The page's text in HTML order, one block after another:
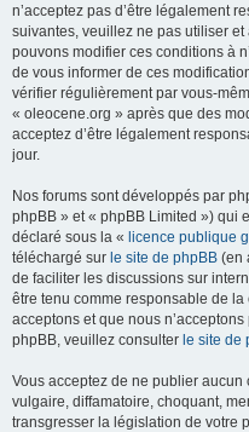
n’acceptez pas d’être légalement
suivantes, veuillez ne pas utiliser
pouvons modifier ces conditions à
de vous informer de ces
vérifier régulièrement par vous-
« oleocene.org » après que des
acceptez d’être légalement
jour.
Nos forums sont développés par
phpBB » et « phpBB Limited ») qui
déclaré sous la « licence publique
téléchargé sur le site de phpBB (en
de faciliter les discussions sur
être tenu comme responsable de
acceptons et que nous
phpBB, veuillez consulter le site de
Vous acceptez de ne publier
vulgaire, diffamatoire, choquant,
transgresser la législation de votre